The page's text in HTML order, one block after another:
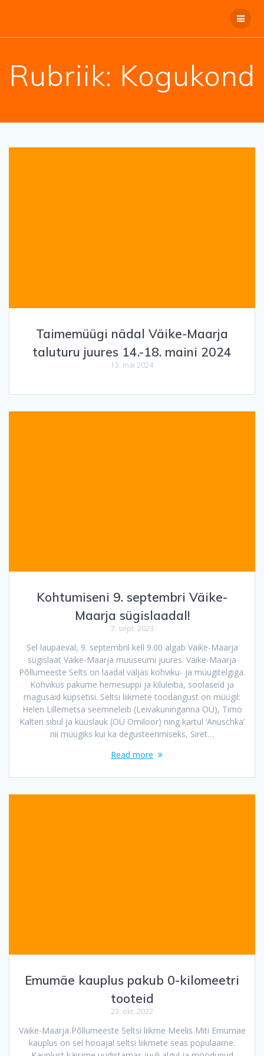
Rubriik: Kogukond
Taimemüügi nädal Väike-Maarja
taluturu juures 14.-18. maini 2024
13. mai 2024
Kohtumiseni 9. septembri Väike-
Maarja sügislaadal!
7. sept. 2023
Sel laupäeval, 9. septembril kell 9.00 algab Väike-Maarja
sügislaat Väike-Maarja muuseumi juures. Väike-Maarja
Põllumeeste Selts on laadal väljas kohviku- ja müügitelgiga.
Kohvikus pakume hernesuppi ja kiluleiba, soolaseid ja
magusaid küpsetisi. Seltsi liikmete toodangust on müügil:
Helen Lillemetsa seemneleib (Leivakuninganna OÜ), Timo
Kalteri sibul ja küüslauk (OÜ Omiloor) ning kartul ‘Anuschka’
nii müügiks kui ka degusteerimiseks, Siret…
Read more
Emumäe kauplus pakub 0-kilomeetri
tooteid
23. okt. 2022
Väike-Maarja Põllumeeste Seltsi liikme Meelis Miti Emumäe
kauplus on sel hooajal seltsi liikmete seas populaarne.